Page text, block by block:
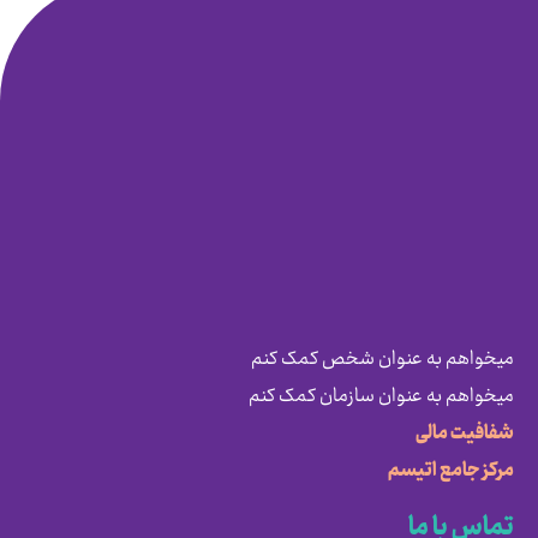
میخواهم به عنوان شخص کمک کنم
میخواهم به عنوان سازمان کمک کنم
شفافیت مالی
مرکز جامع اتیسم
تماس با ما